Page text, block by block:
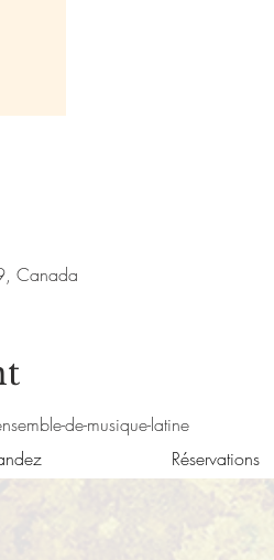
Canada
de-musique-latine
Réservations